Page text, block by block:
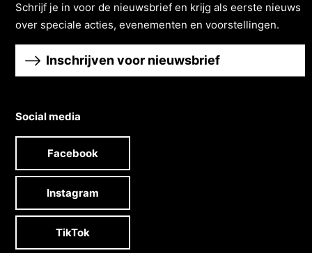
Schrĳf je in voor de nieuwsbrief en krĳg als eerste nieuws
over speciale acties, evenementen en voorstellingen.
Inschrijven voor nieuwsbrief
Social media
Facebook
Instagram
TikTok